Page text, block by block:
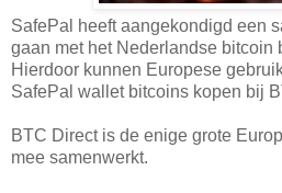
SafePal heeft aangekondigd een
gaan met het Nederlandse bitcoin
Hierdoor kunnen Europese
SafePal wallet bitcoins kopen bij
BTC Direct is de enige grote
mee samenwerkt.